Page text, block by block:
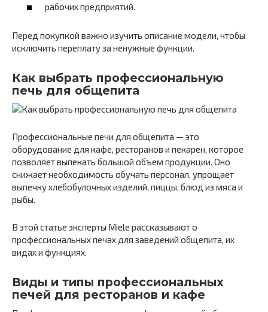
рабочих предприятий.
Перед покупкой важно изучить описание модели, чтобы
исключить переплату за ненужные функции.
Как выбрать профессиональную
печь для общепита
Профессиональные печи для общепита — это
оборудование для кафе, ресторанов и пекарен, которое
позволяет выпекать большой объем продукции. Оно
снижает необходимость обучать персонал, упрощает
выпечку хлебобулочных изделий, пиццы, блюд из мяса и
рыбы.
В этой статье эксперты Miele рассказывают о
профессиональных печах для заведений общепита, их
видах и функциях.
Виды и типы профессиональных
печей для ресторанов и кафе